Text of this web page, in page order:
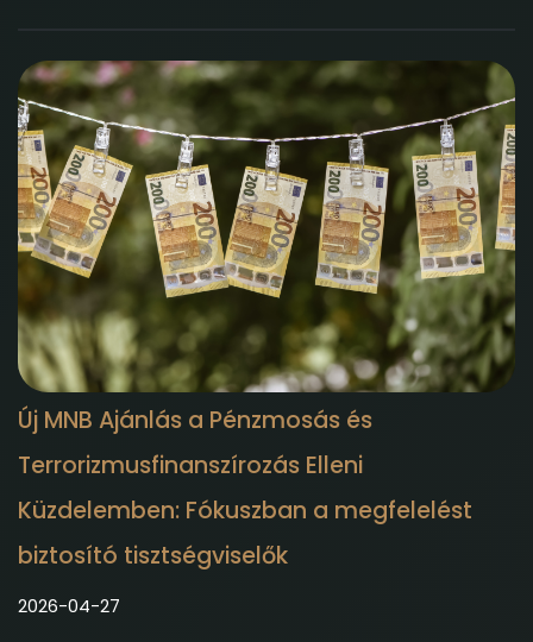
Új MNB Ajánlás a Pénzmosás és
Terrorizmusfinanszírozás Elleni
Küzdelemben: Fókuszban a megfelelést
biztosító tisztségviselők
2026-04-27